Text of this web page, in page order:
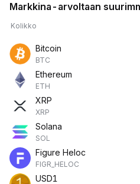
Markkina-arvoltaan
Kolikko
Bitcoin
BTC
Ethereum
ETH
XRP
XRP
Solana
SOL
Figure Heloc
FIGR_HELOC
USD1